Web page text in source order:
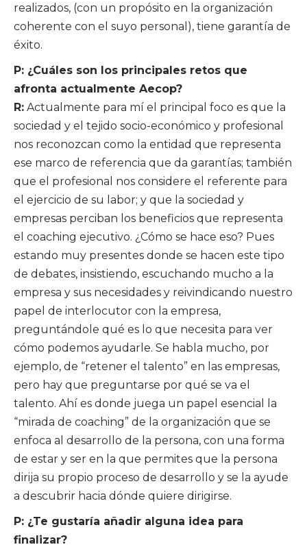
realizados, (con un propósito en la organización
coherente con el suyo personal), tiene garantía de
éxito.
P: ¿Cuáles son los principales retos que
afronta actualmente Aecop?
R: Actualmente para mí el principal foco es que la
sociedad y el tejido socio-económico y profesional
nos reconozcan como la entidad que representa
ese marco de referencia que da garantías; también
que el profesional nos considere el referente para
el ejercicio de su labor; y que la sociedad y
empresas perciban los beneficios que representa
el coaching ejecutivo. ¿Cómo se hace eso? Pues
estando muy presentes donde se hacen este tipo
de debates, insistiendo, escuchando mucho a la
empresa y sus necesidades y reivindicando nuestro
papel de interlocutor con la empresa,
preguntándole qué es lo que necesita para ver
cómo podemos ayudarle. Se habla mucho, por
ejemplo, de “retener el talento” en las empresas,
pero hay que preguntarse por qué se va el
talento. Ahí es donde juega un papel esencial la
“mirada de coaching” de la organización que se
enfoca al desarrollo de la persona, con una forma
de estar y ser en la que permites que la persona
dirija su propio proceso de desarrollo y se la ayude
a descubrir hacia dónde quiere dirigirse.
P: ¿Te gustaría añadir alguna idea para
finalizar?